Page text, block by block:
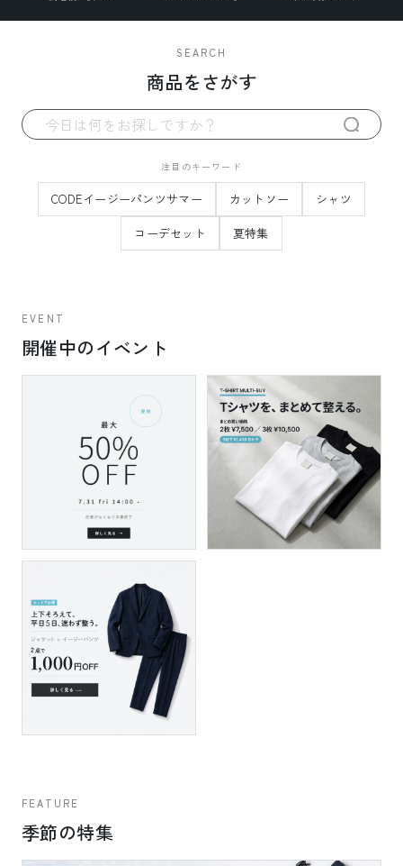
SEARCH
商品をさがす
注目のキーワード
CODEイージーパンツサマー カットソー
シャツ
コーデセット
夏特集
EVENT
開催中のイベント
FEATURE
季節の特集